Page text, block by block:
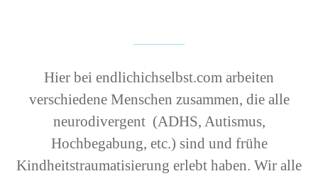
Hier bei endlichichselbst.com arbeiten
verschiedene Menschen zusammen, die alle
neurodivergent (ADHS, Autismus,
Hochbegabung, etc.) sind und frühe
Kindheitstraumatisierung erlebt haben. Wir alle